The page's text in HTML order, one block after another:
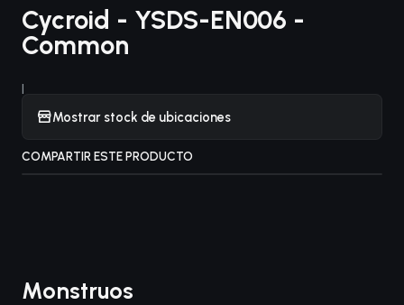
Cycroid - YSDS-EN006 -
Common
|
Mostrar stock de ubicaciones
COMPARTIR ESTE PRODUCTO
Monstruos